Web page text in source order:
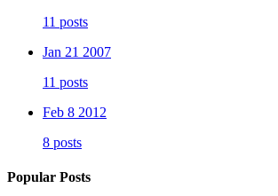
11 posts
Jan 21 2007
11 posts
Feb 8 2012
8 posts
Popular Posts